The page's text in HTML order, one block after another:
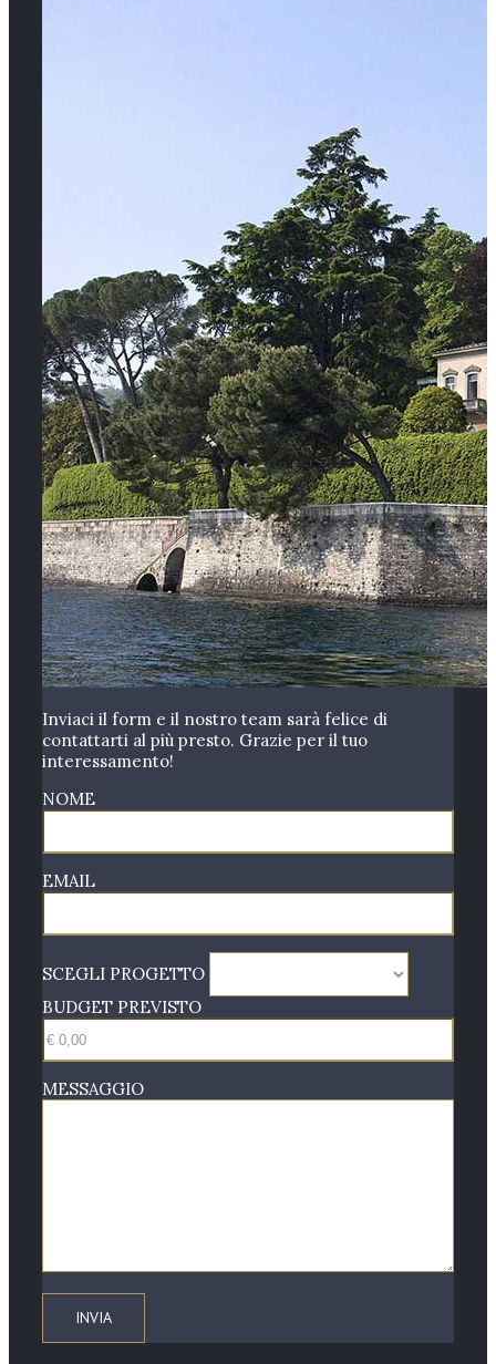
Inviaci il form e il nostro team sarà felice di
contattarti al più presto. Grazie per il tuo
interessamento!
NOME
EMAIL
SCEGLI PROGETTO
BUDGET PREVISTO
MESSAGGIO